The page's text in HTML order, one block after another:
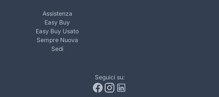
Assistenza
Easy Buy
Easy Buy Usato
Sempre Nuova
Sedi
Seguici su: